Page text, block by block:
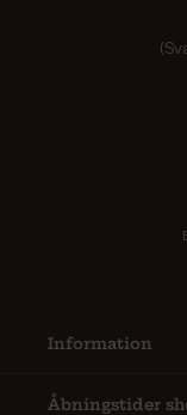
Information
Åbningstider